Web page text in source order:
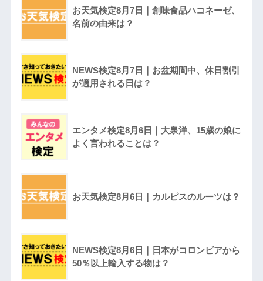
お天気検定8月7日｜創味食品ハコネーゼ、
名前の由来は？
NEWS検定8月7日｜お盆期間中、休日割引
が適用される日は？
エンタメ検定8月6日｜大泉洋、15歳の娘に
よく言われることは？
お天気検定8月6日｜カルピスのルーツは？
NEWS検定8月6日｜日本がコロンビアから
50％以上輸入する物は？